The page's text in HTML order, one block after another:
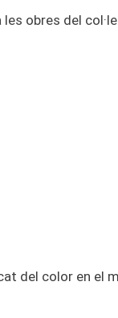
obres del
del color en el